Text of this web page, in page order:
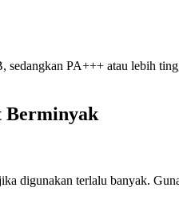
PA+++ atau lebih
Berminyak
digunakan terlalu banyak.